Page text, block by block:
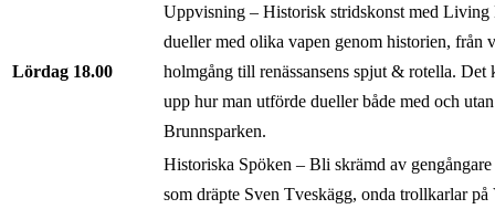
Lördag 18.00
Uppvisning – Historisk stridskonst med
dueller med olika vapen genom historien, från
holmgång till renässansens spjut & rotella. Det
upp hur man utförde dueller både med och
Brunnsparken.
Historiska Spöken – Bli skrämd av
som dräpte Sven Tveskägg, onda trollkarlar på